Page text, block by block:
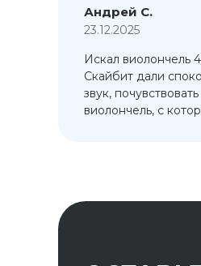
Андрей С.
23.12.2025
Искал виолончель
Скайбит дали
звук,
виолончель, с